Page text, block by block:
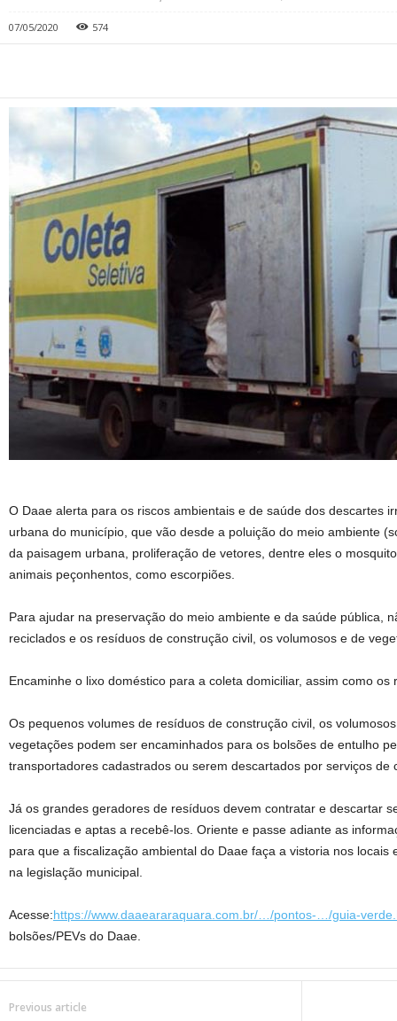
07/05/2020 574
O Daae alerta para os riscos ambientais e de saúde dos descartes
urbana do município, que vão desde a poluição do meio ambiente
da paisagem urbana, proliferação de vetores, dentre eles o
animais peçonhentos, como escorpiões.
Para ajudar na preservação do meio ambiente e da saúde pública,
reciclados e os resíduos de construção civil, os volumosos e de
Encaminhe o lixo doméstico para a coleta domiciliar, assim como
Os pequenos volumes de resíduos de construção civil, os
vegetações podem ser encaminhados para os bolsões de entulho
transportadores cadastrados ou serem descartados por serviços de
Já os grandes geradores de resíduos devem contratar e descartar
licenciadas e aptas a recebê-los. Oriente e passe adiante as
para que a fiscalização ambiental do Daae faça a vistoria nos locais
na legislação municipal.
Acesse:https://www.daaeararaquara.com.br/…/pontos-…/guia-
bolsões/PEVs do Daae.
Previous article